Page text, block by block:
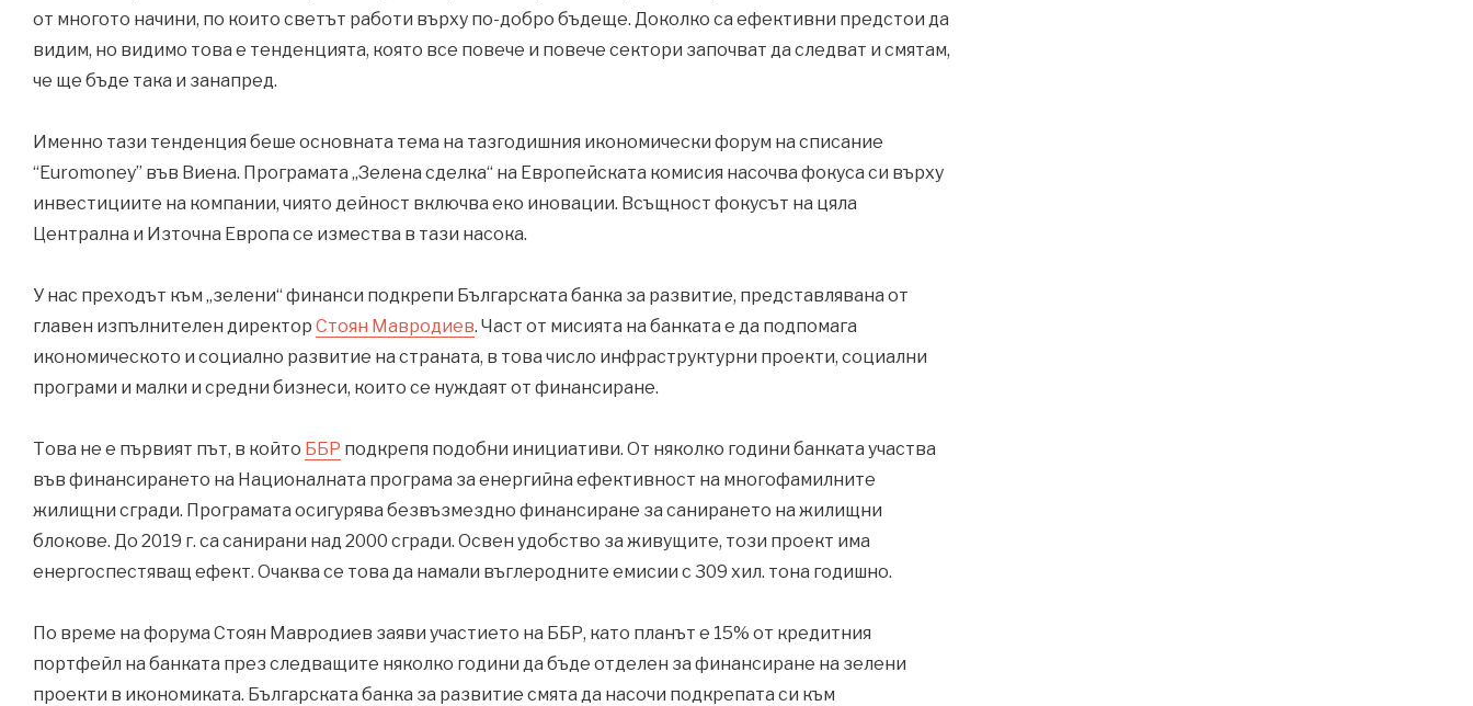
от многото начини, по които светът работи върху по-добро бъдеще. Доколко са ефективни предстои да
видим, но видимо това е тенденцията, която все повече и повече сектори започват да следват и смятам,
че ще бъде така и занапред.
Именно тази тенденция беше основната тема на тазгодишния икономически форум на списание
“Euromoney” във Виена. Програмата „Зелена сделка“ на Европейската комисия насочва фокуса си върху
инвестициите на компании, чиято дейност включва еко иновации. Всъщност фокусът на цяла
Централна и Източна Европа се измества в тази насока.
У нас преходът към „зелени“ финанси подкрепи Българската банка за развитие, представлявана от
главен изпълнителен директор Стоян Мавродиев. Част от мисията на банката е да подпомага
икономическото и социално развитие на страната, в това число инфраструктурни проекти, социални
програми и малки и средни бизнеси, които се нуждаят от финансиране.
Това не е първият път, в който ББР подкрепя подобни инициативи. От няколко години банката участва
във финансирането на Националната програма за енергийна ефективност на многофамилните
жилищни сгради. Програмата осигурява безвъзмездно финансиране за санирането на жилищни
блокове. До 2019 г. са санирани над 2000 сгради. Освен удобство за живущите, този проект има
енергоспестяващ ефект. Очаква се това да намали въглеродните емисии с 309 хил. тона годишно.
По време на форума Стоян Мавродиев заяви участието на ББР, като планът е 15% от кредитния
портфейл на банката през следващите няколко години да бъде отделен за финансиране на зелени
проекти в икономиката. Българската банка за развитие смята да насочи подкрепата си към